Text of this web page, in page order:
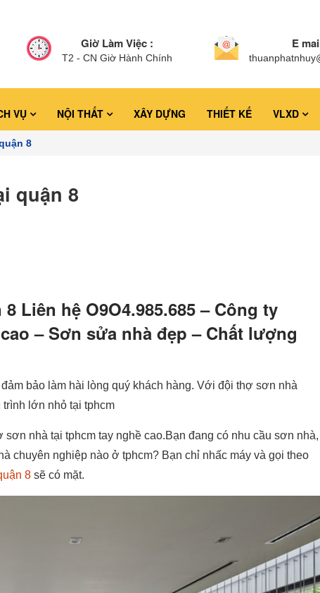
Giờ Làm Việc :
T2 - CN Giờ Hành Chính
E
VỤ NỘI THẤT XÂY DỰNG THIẾT KẾ VLXD
8
quận 8
Liên hệ O9O4.985.685 – Công ty
– Sơn sửa nhà đẹp – Chất lượng
bảo làm hài lòng quý khách hàng. Với đội thợ sơn nhà
lớn nhỏ tại tphcm
nhà tại tphcm tay nghề cao.Bạn đang có nhu cầu sơn nhà,
chuyên nghiệp nào ở tphcm? Bạn chỉ nhấc máy và gọi theo
8 sẽ có mặt.